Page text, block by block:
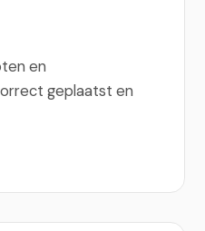
en
geplaatst en